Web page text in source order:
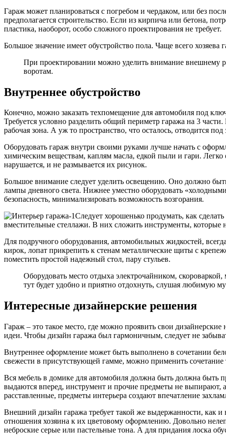
Гараж может планироваться с погребом и чердаком, или без
предполагается строительство. Если из кирпича или бетона,
пластика, наоборот, особо сложного проектирования не требует.
Большое значение имеет обустройство пола. Чаще всего
При проектировании можно уделить внимание внешнему
воротам.
Внутреннее обустройство
Конечно, можно заказать техпомещение для автомобиля под
Требуется условно разделить общий периметр гаража на 3
рабочая зона. А уж то пространство, что осталось, отводится под
Оборудовать гараж внутри своими руками лучше начать с
химическим веществам, каплям масла, едкой пыли и гари.
нарушается, и не размывается их рисунок.
Большое внимание следует уделить освещению. Оно должно
лампы дневного света. Нижнее уместно оборудовать
безопасность, минимализировать возможность возгорания.
Следует хорошенько продумать, как
вместительные стеллажи. В них сложить инструменты, которые
Для подручного оборудования, автомобильных жидкостей,
кирок, лопат прикрепить к стенам металлические щиты с
поместить простой надежный стол, пару стульев.
Оборудовать место отдыха электрочайником,
тут будет удобно и приятно отдохнуть, слушая любимую
Интересные дизайнерские решения
Гараж – это такое место, где можно проявить свои
идеи. Чтобы дизайн гаража был гармоничным, следует не
Внутреннее оформление может быть выполнено в сочетании
свежести в присутствующей гамме, можно применить
Вся мебель в домике для автомобиля должна быть должна быть
выдаются вперед, инструмент и прочие предметы не выпирают,
расставленные, предметы интерьера создают впечатление
Внешний дизайн гаража требует такой же выдержанности, как
отношения хозяина к их цветовому оформлению. Довольно
неброские серые или пастельные тона. А для придания лоска